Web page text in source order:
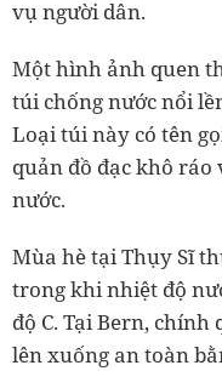
vụ người dân.
Một hình ảnh quen
túi chống nước nổi
Loại túi này có tên
quản đồ đạc khô
nước.
Mùa hè tại Thụy Sĩ
trong khi nhiệt độ
độ C. Tại Bern,
lên xuống an toàn